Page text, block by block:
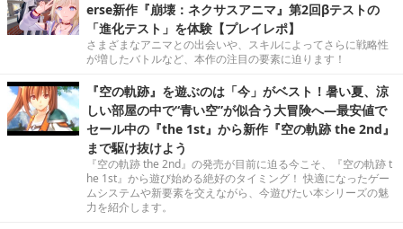
erse新作『崩壊：ネクサスアニマ』第2回βテストの
「進化テスト」を体験【プレイレポ】
さまざまなアニマとの出会いや、スキルによってさらに戦略性
が増したバトルなど、本作の注目の要素に迫ります！
『空の軌跡』を遊ぶのは「今」がベスト！暑い夏、涼
しい部屋の中で“青い空”が似合う大冒険へ―最安値で
セール中の『the 1st』から新作『空の軌跡 the 2nd』
まで駆け抜けよう
『空の軌跡 the 2nd』の発売が目前に迫る今こそ、『空の軌跡 t
he 1st』から遊び始める絶好のタイミング！ 快適になったゲー
ムシステムや新要素を交えながら、今遊びたい本シリーズの魅
力を紹介します。